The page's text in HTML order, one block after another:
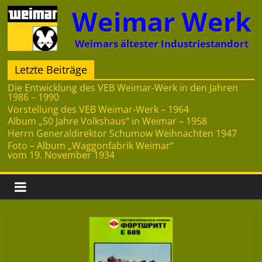
Zum
Inhalt
springen
Weimar Werk
Weimars ältester Industriestandort
Letzte Beiträge
Die Entwicklung des VEB Weimar-Werk in den Jahren
1986 – 1990
Vorstellung des VEB Weimar-Werk – 1964
Album „50 Jahre Volkshaus“ in Weimar – 1958
Herrn Generaldirektor Schumow Weihnachten 1947
Foto – Album „Waggonfabrik Weimar“
vom 19. November 1934